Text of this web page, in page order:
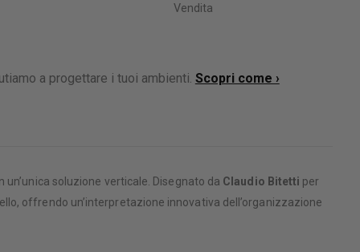
Vendita
a progettare i tuoi ambienti. Scopri come ›
soluzione verticale. Disegnato da Claudio Bitetti per
offrendo un’interpretazione innovativa dell’organizzazione